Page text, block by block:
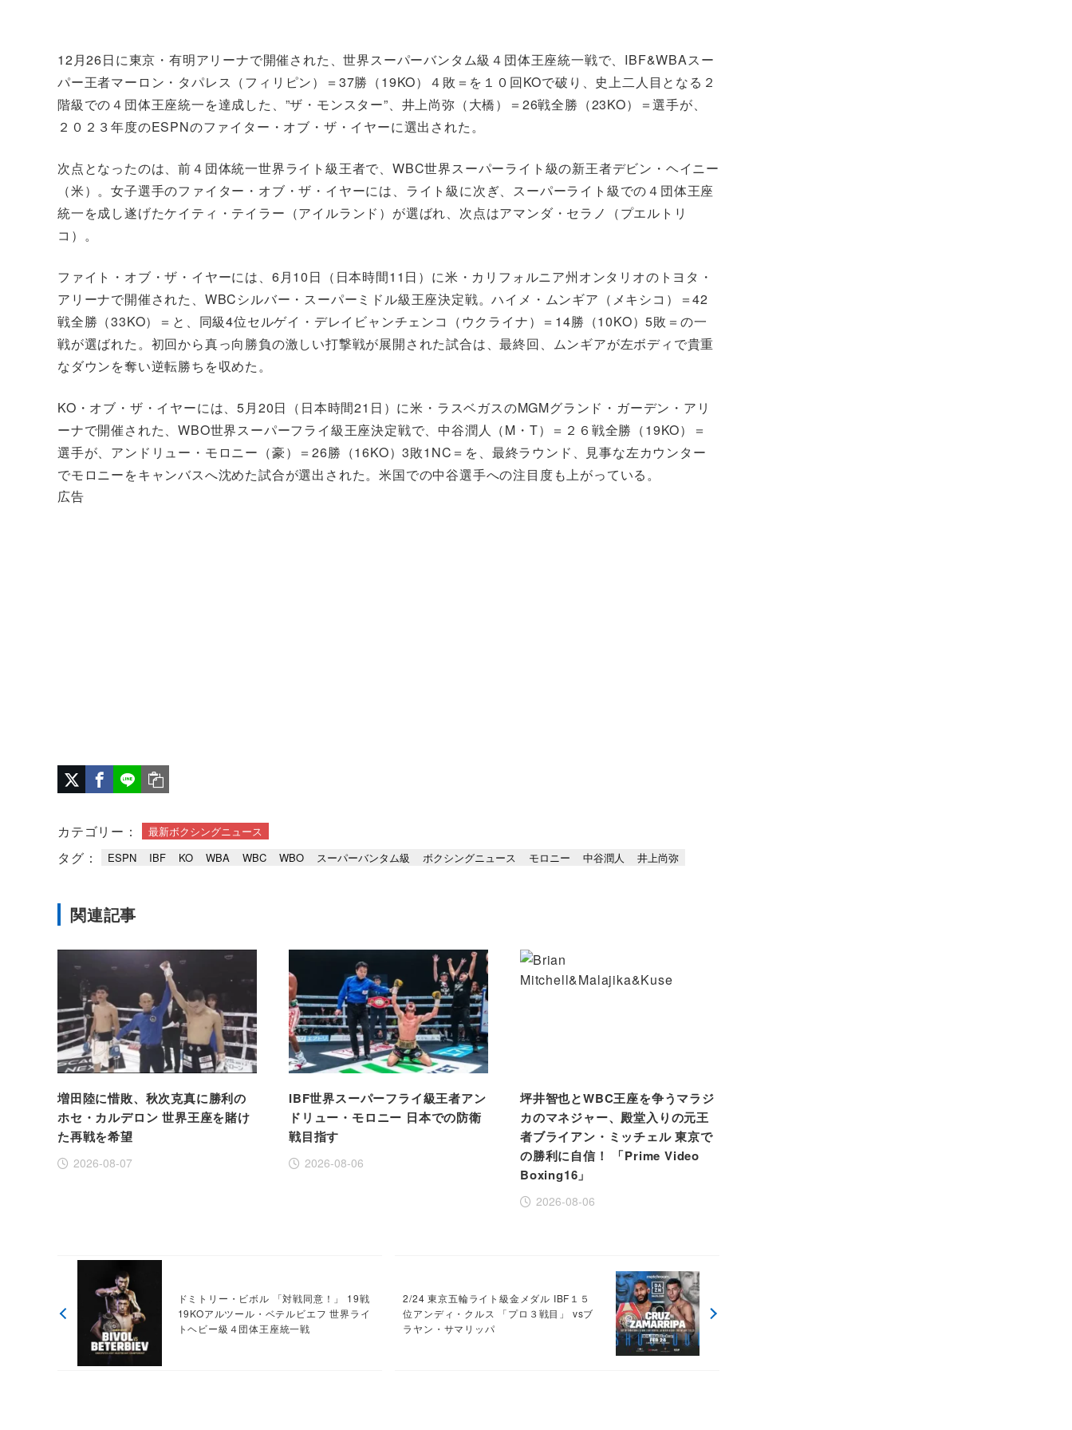
12月26日に東京・有明アリーナで開催された、世界スーパーバンタム級４団体王座統一戦で、IBF&WBAスー
パー王者マーロン・タパレス（フィリピン）＝37勝（19KO）４敗＝を１０回KOで破り、史上二人目となる２
階級での４団体王座統一を達成した、”ザ・モンスター”、井上尚弥（大橋）＝26戦全勝（23KO）＝選手が、
２０２３年度のESPNのファイター・オブ・ザ・イヤーに選出された。
次点となったのは、前４団体統一世界ライト級王者で、WBC世界スーパーライト級の新王者デビン・ヘイニー
（米）。女子選手のファイター・オブ・ザ・イヤーには、ライト級に次ぎ、スーパーライト級での４団体王座
統一を成し遂げたケイティ・テイラー（アイルランド）が選ばれ、次点はアマンダ・セラノ（プエルトリ
コ）。
ファイト・オブ・ザ・イヤーには、6月10日（日本時間11日）に米・カリフォルニア州オンタリオのトヨタ・
アリーナで開催された、WBCシルバー・スーパーミドル級王座決定戦。ハイメ・ムンギア（メキシコ）＝42
戦全勝（33KO）＝と、同級4位セルゲイ・デレイビャンチェンコ（ウクライナ）＝14勝（10KO）5敗＝の一
戦が選ばれた。初回から真っ向勝負の激しい打撃戦が展開された試合は、最終回、ムンギアが左ボディで貴重
なダウンを奪い逆転勝ちを収めた。
KO・オブ・ザ・イヤーには、5月20日（日本時間21日）に米・ラスベガスのMGMグランド・ガーデン・アリ
ーナで開催された、WBO世界スーパーフライ級王座決定戦で、中谷潤人（M・T）＝２６戦全勝（19KO）＝
選手が、アンドリュー・モロニー（豪）＝26勝（16KO）3敗1NC＝を、最終ラウンド、見事な左カウンター
でモロニーをキャンバスへ沈めた試合が選出された。米国での中谷選手への注目度も上がっている。
広告
カテゴリー： 最新ボクシングニュース
タグ： ESPN IBF KO WBA WBC WBO スーパーバンタム級 ボクシングニュース モロニー 中谷潤人 井上尚弥
関連記事
増田陸に惜敗、秋次克真に勝利の
ホセ・カルデロン 世界王座を賭け
た再戦を希望
2026-08-07
IBF世界スーパーフライ級王者アン
ドリュー・モロニー 日本での防衛
戦目指す
2026-08-06
坪井智也とWBC王座を争うマラジ
カのマネジャー、殿堂入りの元王
者ブライアン・ミッチェル 東京で
の勝利に自信！ 「Prime Video
Boxing16」
2026-08-06
ドミトリー・ビボル 「対戦同意！」 19戦
19KOアルツール・ベテルビエフ 世界ライ
トヘビー級４団体王座統一戦
2/24 東京五輪ライト級金メダル IBF１５
位アンディ・クルス 「プロ３戦目」 vsブ
ラヤン・サマリッパ